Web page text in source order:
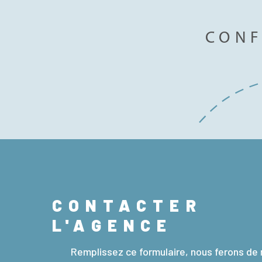
informations sur les risques auxquels ce bien est exposé
CONTACTER
L'AGENCE
Remplissez ce formulaire, nous ferons de